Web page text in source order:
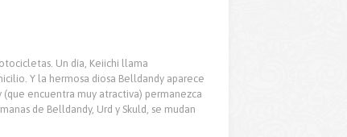
Un día, Keiichi llama
Y la hermosa diosa Belldandy aparece
encuentra muy atractiva) permanezca
de Belldandy, Urd y Skuld, se mudan